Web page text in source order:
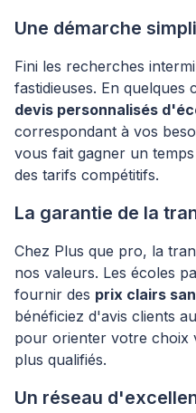
Une démarche
Fini les recherches
fastidieuses. En quelques
devis personnalisés
correspondant à vos
vous fait gagner un
des tarifs compétitifs.
La garantie de la
Chez Plus que pro, la
nos valeurs. Les écoles
fournir des prix clairs
bénéficiez d'avis clients
pour orienter votre choix
plus qualifiés.
Un réseau